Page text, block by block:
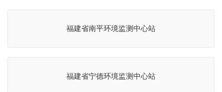
福建省南平环境监测中心站
福建省宁德环境监测中心站